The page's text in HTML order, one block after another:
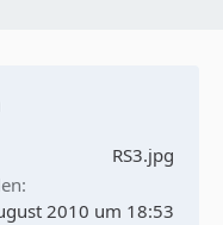
RS3.jpg
2010 um 18:53